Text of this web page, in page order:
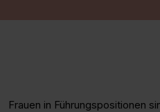
Frauen in Führungspositionen